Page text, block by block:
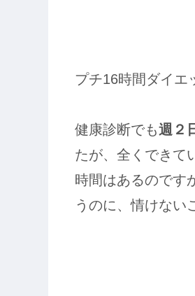
プチ16時間ダイエ
健康診断でも週２
たが、全くできて
時間はあるのです
うのに、情けない